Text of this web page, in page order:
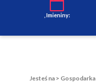
, Imieniny:
Jesteś na > Gospodarka